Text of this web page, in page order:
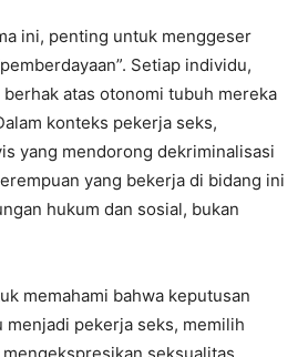
ini, penting untuk menggeser
Setiap individu,
atas otonomi tubuh mereka
konteks pekerja seks,
yang mendorong dekriminalisasi
yang bekerja di bidang ini
hukum dan sosial, bukan
memahami bahwa keputusan
pekerja seks, memilih
seksualitas